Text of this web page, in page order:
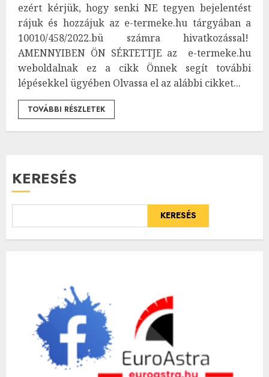
ezért kérjük, hogy senki NE tegyen bejelentést
rájuk és hozzájuk az e-termeke.hu tárgyában a
10010/458/2022.bü számra hivatkozással!
AMENNYIBEN ÖN SÉRTETTJE az e-termeke.hu
weboldalnak ez a cikk Önnek segít további
lépésekkel ügyében Olvassa el az alábbi cikket...
TOVÁBBI RÉSZLETEK
KERESÉS
KERESÉS